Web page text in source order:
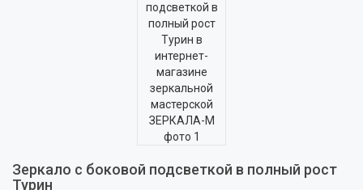
Зеркало с боковой подсветкой в полный рост
Турин